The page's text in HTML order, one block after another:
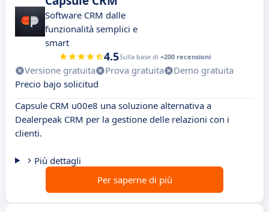
Software CRM dalle
funzionalità semplici e
smart
4.5Sulla base di +200 recensioni
Versione gratuita Prova gratuita
Demo gratuita
Precio bajo solicitud
Capsule CRM u00e8 una soluzione alternativa a
Dealerpeak CRM per la gestione delle relazioni con i
clienti.
Più dettagli
Per saperne di più